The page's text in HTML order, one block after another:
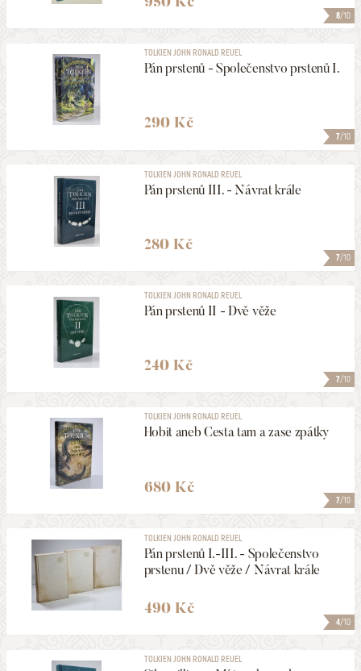
8/10
7/10
TOLKIEN JOHN RONALD REUEL
Pán prstenů - Společenstvo prstenů I.
290 Kč
7/10
TOLKIEN JOHN RONALD REUEL
Pán prstenů III. - Návrat krále
280 Kč
7/10
TOLKIEN JOHN RONALD REUEL
Pán prstenů II - Dvě věže
240 Kč
7/10
TOLKIEN JOHN RONALD REUEL
Hobit aneb Cesta tam a zase zpátky
680 Kč
4/10
TOLKIEN JOHN RONALD REUEL
Pán prstenů I.-III. - Společenstvo
prstenu / Dvě věže / Návrat krále
490 Kč
TOLKIEN JOHN RONALD REUEL